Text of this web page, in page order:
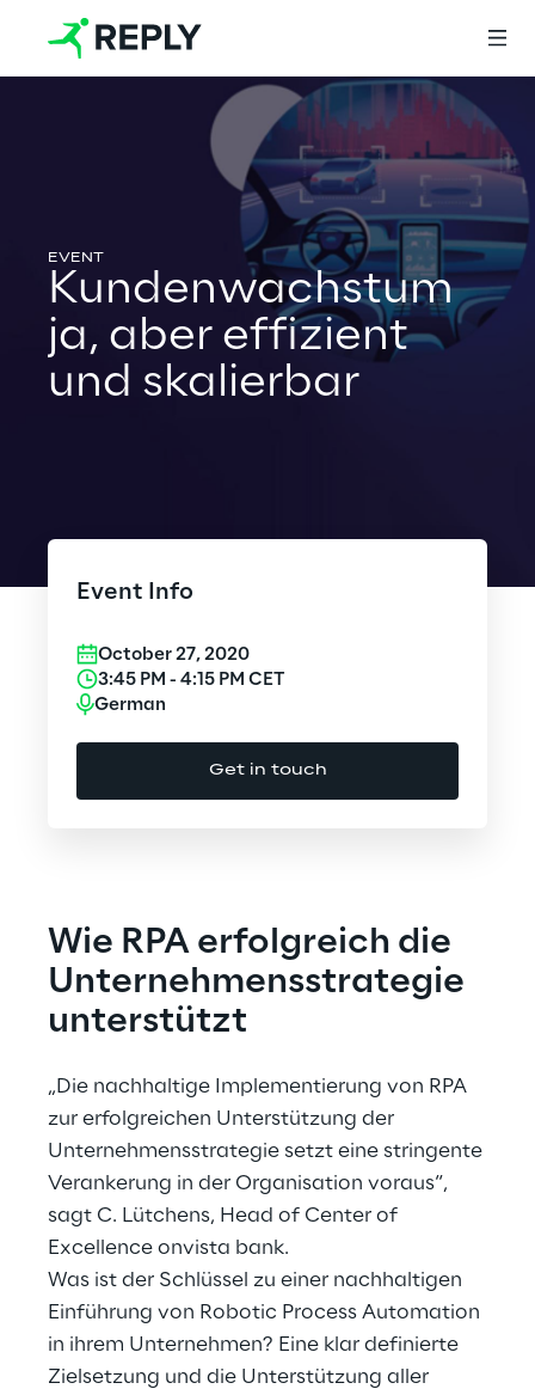
Services
Services
Cybersecurity
Design
Gaming
Governance, Risk and Compliance
Hybrid Work
Internet of Things
Prebuilt AI Apps
Quality Engineering
Quantum Computing
Kundenwachstum
ja, aber effizient
und skalierbar
Event Info
October 27, 2020
3:45 PM - 4:15 PM CET
German
Get in touch
Wie RPA erfolgreich die
Unternehmensstrategie
unterstützt
„Die nachhaltige Implementierung von RPA
zur erfolgreichen Unterstützung der
Unternehmensstrategie setzt eine stringente
Verankerung in der Organisation voraus“,
sagt C. Lütchens, Head of Center of
Excellence onvista bank.
Was ist der Schlüssel zu einer nachhaltigen
Einführung von Robotic Process Automation
in ihrem Unternehmen? Eine klar definierte
Zielsetzung und die Unterstützung aller